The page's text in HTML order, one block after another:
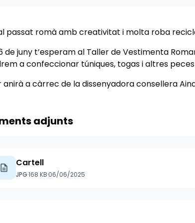
passat romà amb creativitat i molta roba
de juny t’esperam al Taller de Vestimenta
a confeccionar túniques, togas i altres
anirà a càrrec de la dissenyadora consellera
adjunts
description Cartell
JPG·168 KB·06/06/2025